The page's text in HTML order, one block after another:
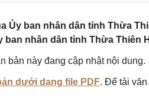
Ủy ban nhân dân tỉnh Thừa
ban nhân dân tỉnh Thừa Thiên
bản này đang cập nhật nội dung.
dưới dạng file PDF. Để tải